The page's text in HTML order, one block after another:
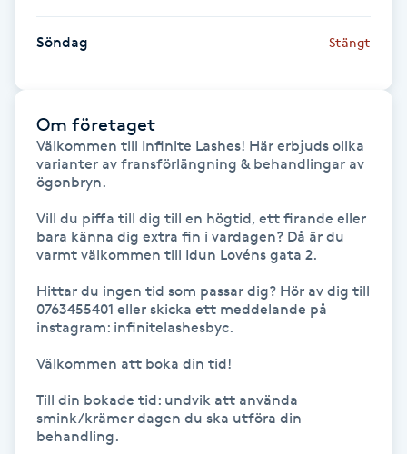
Gellack med förstärkning
Gravidyoga
Gruppträning
Gua Sha-massage
Hatha Yoga
Healing
Herrklippning
Söndag Stängt
Om företaget
Välkommen till Infinite Lashes! Här erbjuds olika
varianter av fransförlängning & behandlingar av
ögonbryn.
Vill du piffa till dig till en högtid, ett firande eller
bara känna dig extra fin i vardagen? Då är du
varmt välkommen till Idun Lovéns gata 2.
Hittar du ingen tid som passar dig? Hör av dig till
0763455401 eller skicka ett meddelande på
instagram: infinitelashesbyc.
Välkommen att boka din tid!
Till din bokade tid: undvik att använda
smink/krämer dagen du ska utföra din
behandling.